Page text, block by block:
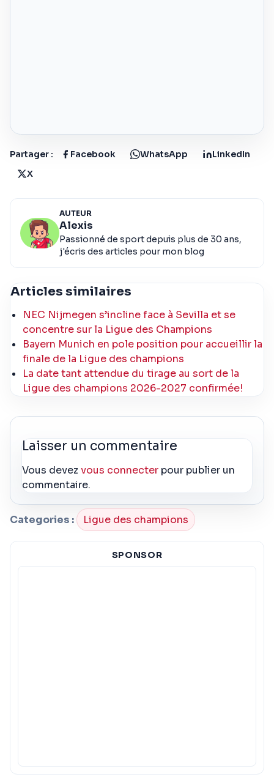
Partager : Facebook WhatsApp
LinkedIn
X
AUTEUR
Alexis
Passionné de sport depuis plus de 30 ans,
j'écris des articles pour mon blog
Articles similaires
NEC Nijmegen s’incline face à Sevilla et se
concentre sur la Ligue des Champions
Bayern Munich en pole position pour accueillir la
finale de la Ligue des champions
La date tant attendue du tirage au sort de la
Ligue des champions 2026-2027 confirmée!
Laisser un commentaire
Vous devezvous connecter pour publier un
commentaire.
Categories : Ligue des champions
SPONSOR